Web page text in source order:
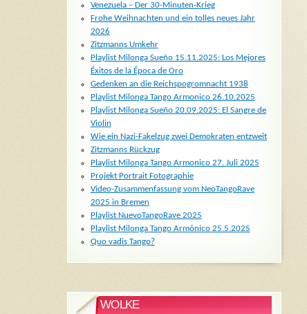
Venezuela – Der 30-Minuten-Krieg
Frohe Weihnachten und ein tolles neues Jahr
2026
Zitzmanns Umkehr
Playlist Milonga Sueño 15.11.2025: Los Mejores
Éxitos de la Época de Oro
Gedenken an die Reichspogromnacht 1938
Playlist Milonga Tango Armonico 26.10.2025
Playlist Milonga Sueño 20.09.2025: El Sangre de
Violin
Wie ein Nazi-Fakelzug zwei Demokraten entzweit
Zitzmanns Rückzug
Playlist Milonga Tango Armonico 27. Juli 2025
Projekt Portrait Fotographie
Video-Zusammenfassung vom NeoTangoRave
2025 in Bremen
Playlist NuevoTangoRave 2025
Playlist Milonga Tango Armónico 25.5.2025
Quo vadis Tango?
WOLKE